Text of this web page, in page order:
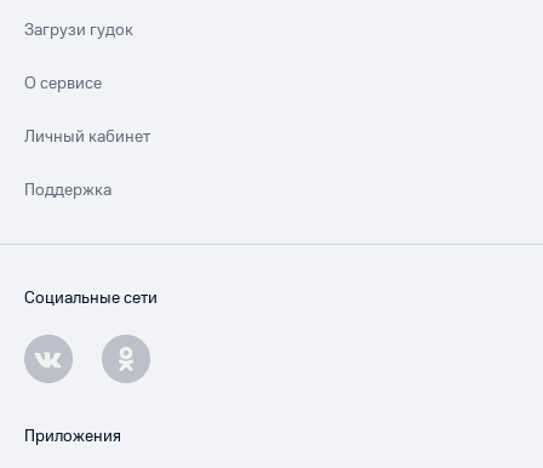
Загрузи гудок
О сервисе
Личный кабинет
Поддержка
Социальные сети
Приложения